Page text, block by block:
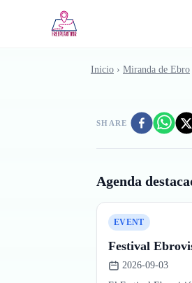
Inicio › Miranda de Ebro
SHARE
Agenda
EVENT
Festival
2026-09-03